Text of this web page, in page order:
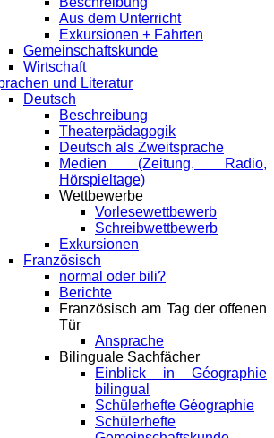
Aus dem Unterricht
Exkursionen + Fahrten
Gemeinschaftskunde
Wirtschaft
und Literatur
Deutsch
Beschreibung
Theaterpädagogik
Deutsch als Zweitsprache
Medien (Zeitung, Radio,
Hörspieltage)
Wettbewerbe
Vorlesewettbewerb
Schreibwettbewerb
Exkursionen
Französisch
normal oder bili?
Berichte
Französisch am Tag der offenen
Tür
Ansprache
Bilinguale Sachfächer
Einblick in Géographie
bilingual
Schülerhefte Géographie
Schülerhefte